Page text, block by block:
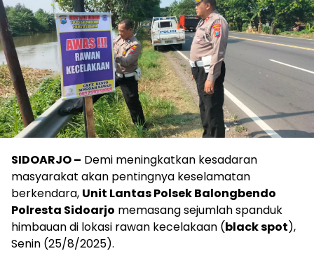
SIDOARJO – Demi meningkatkan kesadaran
masyarakat akan pentingnya keselamatan
berkendara, Unit Lantas Polsek Balongbendo
Polresta Sidoarjo memasang sejumlah spanduk
himbauan di lokasi rawan kecelakaan (black spot),
Senin (25/8/2025).